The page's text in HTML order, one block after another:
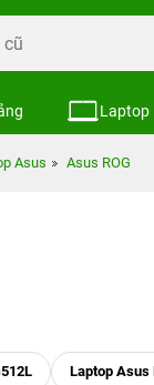
Laptop
Asus Asus ROG
Laptop Asus